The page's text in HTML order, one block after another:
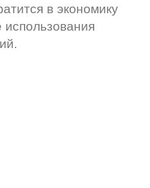
в экономику
использования